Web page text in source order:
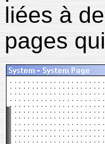
liées à
pages